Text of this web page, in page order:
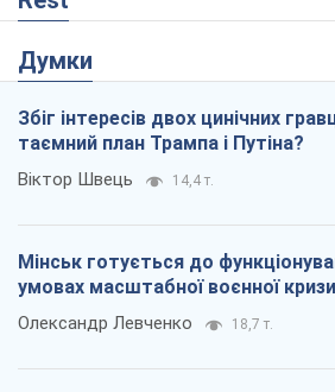
Думки
Збіг інтересів двох цинічних
таємний план Трампа і Путіна?
Віктор Швець 14,4 т.
Мінськ готується до
умовах масштабної воєнної кризи
Олександр Левченко 18,7 т.